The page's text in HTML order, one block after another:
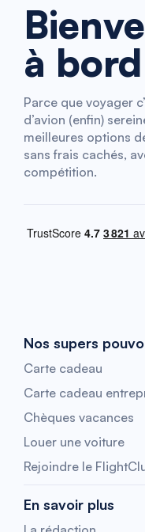
à
Parce que voyager
d’avion (enfin)
meilleures options
sans frais cachés,
compétition.
Nos supers
Carte cadeau
Carte cadeau
Chèques vacances
Louer une voiture
Rejoindre le
En savoir plus